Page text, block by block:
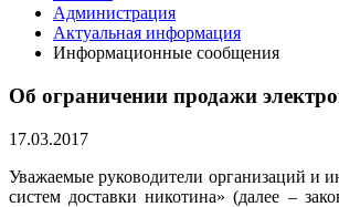
Администрация
Актуальная информация
Информационные сообщения
Об ограничении продажи
17.03.2017
Уважаемые руководители организаций и
систем доставки никотина» (далее –